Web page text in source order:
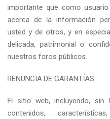
importante que como
acerca de la información
usted y de otros, y en
delicada, patrimonial o
nuestros foros públicos.
RENUNCIA DE GARANTÍAS:
El sitio web, incluyendo, sin
contenidos,